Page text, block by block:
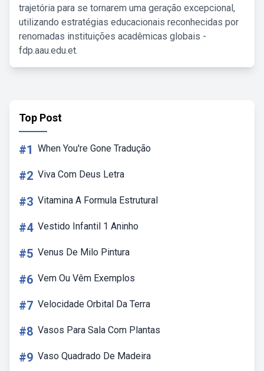
trajetória para se tornarem uma geração excepcional,
utilizando estratégias educacionais reconhecidas por
renomadas instituições acadêmicas globais -
fdp.aau.edu.et.
Top Post
#1 When You're Gone Tradução
#2 Viva Com Deus Letra
#3 Vitamina A Formula Estrutural
#4 Vestido Infantil 1 Aninho
#5 Venus De Milo Pintura
#6 Vem Ou Vêm Exemplos
#7 Velocidade Orbital Da Terra
#8 Vasos Para Sala Com Plantas
#9 Vaso Quadrado De Madeira